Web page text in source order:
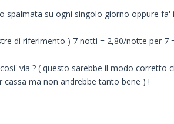
spalmata su ogni singolo giorno oppure
di riferimento ) 7 notti = 2,80/notte per 7
via ? ( questo sarebbe il modo corretto
ma non andrebbe tanto bene ) !